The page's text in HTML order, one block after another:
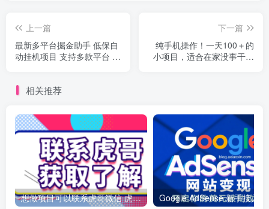
上一篇
最新多平台掘金助手 低保自
动挂机项目 支持多款平台 包
下一篇
纯手机操作！一天100＋的
小项目，适合在家没事干的
相关推荐
想做项目可以联系虎哥微信 虎哥一对一解答并且远程视频教学